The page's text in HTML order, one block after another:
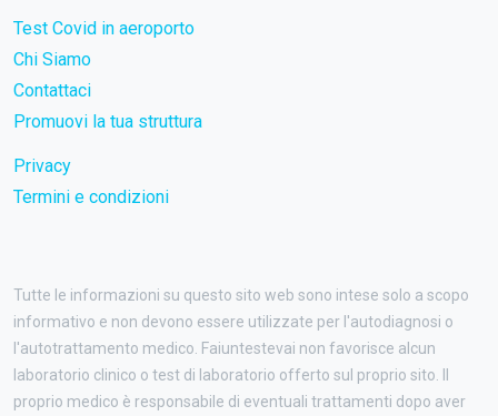
Test Covid in aeroporto
Chi Siamo
Contattaci
Promuovi la tua struttura
Privacy
Termini e condizioni
Tutte le informazioni su questo sito web sono intese solo a scopo
informativo e non devono essere utilizzate per l'autodiagnosi o
l'autotrattamento medico. Faiuntestevai non favorisce alcun
laboratorio clinico o test di laboratorio offerto sul proprio sito. Il
proprio medico è responsabile di eventuali trattamenti dopo aver